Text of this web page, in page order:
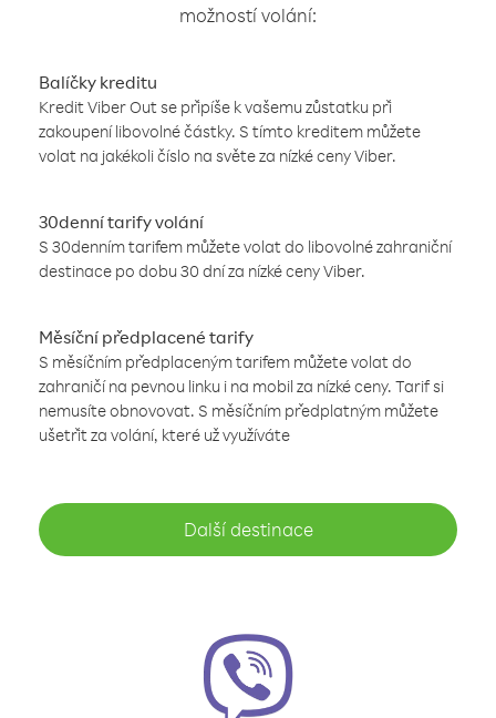
možností volání:
Balíčky kreditu
Kredit Viber Out se připíše k vašemu zůstatku při
zakoupení libovolné částky. S tímto kreditem můžete
volat na jakékoli číslo na světe za nízké ceny Viber.
30denní tarify volání
S 30denním tarifem můžete volat do libovolné zahraniční
destinace po dobu 30 dní za nízké ceny Viber.
Měsíční předplacené tarify
S měsíčním předplaceným tarifem můžete volat do
zahraničí na pevnou linku i na mobil za nízké ceny. Tarif si
nemusíte obnovovat. S měsíčním předplatným můžete
ušetřit za volání, které už využíváte
Další destinace